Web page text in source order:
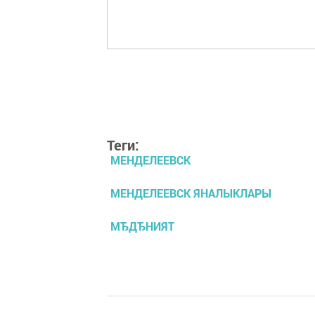
Теги:
МЕНДЕЛЕЕВСК
МЕНДЕЛЕЕВСК ЯНАЛЫКЛАРЫ
МЂДЂНИЯТ